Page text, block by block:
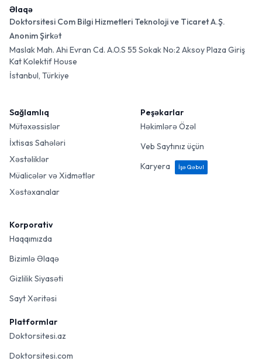
Əlaqə
Doktorsitesi Com Bilgi Hizmetleri Teknoloji ve Ticaret A.Ş.
Anonim Şirkət
Maslak Mah. Ahi Evran Cd. A.O.S 55 Sokak No:2 Aksoy Plaza Giriş
Kat Kolektif House
İstanbul, Türkiye
Sağlamlıq
Mütəxəssislər
İxtisas Sahələri
Xəstəliklər
Müalicələr və Xidmətlər
Xəstəxanalar
Peşəkarlar
Həkimlərə Özəl
Veb Saytınız üçün
Karyera
İşə Qəbul
Korporativ
Haqqımızda
Bizimlə Əlaqə
Gizlilik Siyasəti
Sayt Xəritəsi
Platformlar
Doktorsitesi.az
Doktorsitesi.com